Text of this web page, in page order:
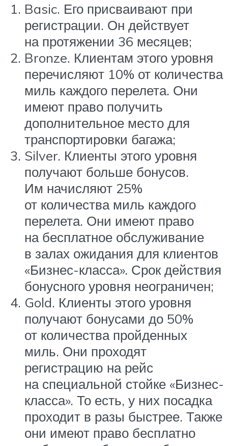
Basic. Его присваивают при
регистрации. Он действует
на протяжении 36 месяцев;
Bronze. Клиентам этого уровня
перечисляют 10% от количества
миль каждого перелета. Они
имеют право получить
дополнительное место для
транспортировки багажа;
Silver. Клиенты этого уровня
получают больше бонусов.
Им начисляют 25%
от количества миль каждого
перелета. Они имеют право
на бесплатное обслуживание
в залах ожидания для клиентов
«Бизнес-класса». Срок действия
бонусного уровня неограничен;
Gold. Клиенты этого уровня
получают бонусами до 50%
от количества пройденных
миль. Они проходят
регистрацию на рейс
на специальной стойке «Бизнес-
класса». То есть, у них посадка
проходит в разы быстрее. Также
они имеют право бесплатно